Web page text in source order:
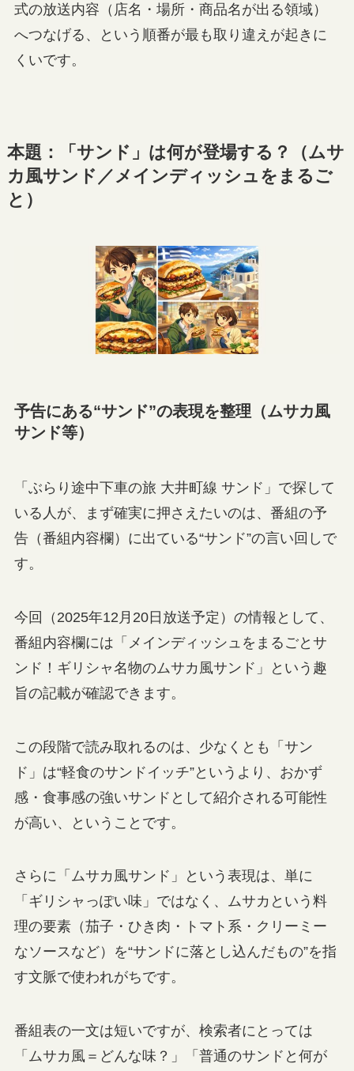
式の放送内容（店名・場所・商品名が出る領域）
へつなげる、という順番が最も取り違えが起きに
くいです。
本題：「サンド」は何が登場する？（ムサ
カ風サンド／メインディッシュをまるご
と）
予告にある“サンド”の表現を整理（ムサカ風
サンド等）
「ぶらり途中下車の旅 大井町線 サンド」で探して
いる人が、まず確実に押さえたいのは、番組の予
告（番組内容欄）に出ている“サンド”の言い回しで
す。
今回（2025年12月20日放送予定）の情報として、
番組内容欄には「メインディッシュをまるごとサ
ンド！ギリシャ名物のムサカ風サンド」という趣
旨の記載が確認できます。
この段階で読み取れるのは、少なくとも「サン
ド」は“軽食のサンドイッチ”というより、おかず
感・食事感の強いサンドとして紹介される可能性
が高い、ということです。
さらに「ムサカ風サンド」という表現は、単に
「ギリシャっぽい味」ではなく、ムサカという料
理の要素（茄子・ひき肉・トマト系・クリーミー
なソースなど）を“サンドに落とし込んだもの”を指
す文脈で使われがちです。
番組表の一文は短いですが、検索者にとっては
「ムサカ風＝どんな味？」「普通のサンドと何が